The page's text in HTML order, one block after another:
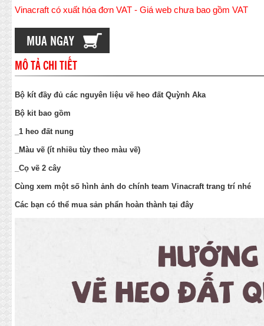
Vinacraft có xuất hóa đơn VAT - Giá web chưa bao gồm VAT
MUA NGAY
MÔ TẢ CHI TIẾT
Bộ kít đầy đủ các nguyên liệu vẽ heo đất Quỳnh Aka
Bộ kit bao gồm
_1 heo đất nung
_Màu vẽ (ít nhiều tùy theo màu vẽ)
_Cọ vẽ 2 cây
Cùng xem một số hình ảnh do chính team Vinacraft trang trí nhé
Các bạn có thể mua sản phẩn hoàn thành tại đây